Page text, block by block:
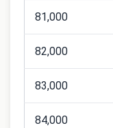
81,000
82,000
83,000
84,000